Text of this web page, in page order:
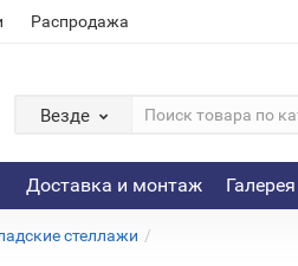
Распродажа
Везде
Доставка и монтаж
стеллажи